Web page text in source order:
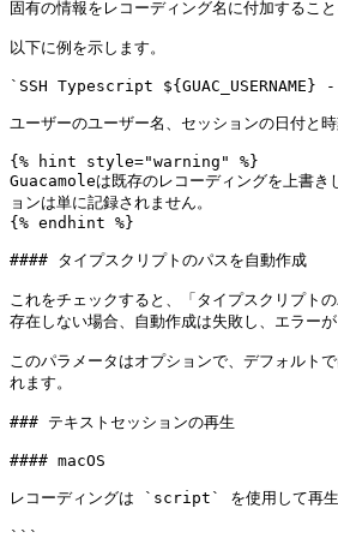
固有の情報をレコーディング名に付加すること
以下に例を示します。
`SSH Typescript ${GUAC_USERNAME}
ユーザーのユーザー名、セッションの日付と
{% hint style="warning" %}
Guacamoleは既存のレコーディングを上書
ョンは単に記録されません。
{% endhint %}
#### タイプスクリプトのパスを自動作成
これをチェックすると、「タイプスクリプト
存在しない場合、自動作成は失敗し、エラーが
このパラメータはオプションで、デフォルト
れます。
### テキストセッションの再生
#### macOS
レコーディングは `script` を使用して再生